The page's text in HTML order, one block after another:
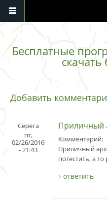
Перейти к основному
Бесплатные
скачать
Добавить
Серега
пт,
02/26/2016
- 21:43
Приличный
Комментарий:
Приличный
потестить, а
ответить